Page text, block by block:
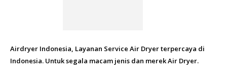
Airdryer Indonesia, Layanan Service Air Dryer terpercaya di
Indonesia. Untuk segala macam jenis dan merek Air Dryer.